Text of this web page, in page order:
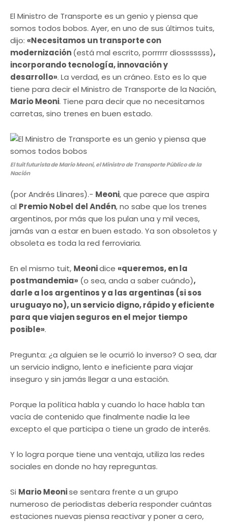
El Ministro de Transporte es un genio y piensa que
somos todos bobos. Ayer, en uno de sus últimos tuits,
dijo: «Necesitamos un transporte con
modernización(está mal escrito, porrrrrr diosssssss),
incorporando tecnología, innovación y
desarrollo». La verdad, es un cráneo. Esto es lo que
tiene para decir el Ministro de Transporte de la Nación,
Mario Meoni. Tiene para decir que no necesitamos
carretas, sino trenes en buen estado.
El tuit futurista de Mario Meoni, el Ministro de Transporte Público de la
Nación
(por Andrés Llinares).- Meoni, que parece que aspira
al Premio Nobel del Andén, no sabe que los trenes
argentinos, por más que los pulan una y mil veces,
jamás van a estar en buen estado. Ya son obsoletos y
obsoleta es toda la red ferroviaria.
En el mismo tuit, Meonidice «queremos, en la
postmandemia» (o sea, anda a saber cuándo),
darle a los argentinos y a las argentinas (si sos
uruguayo no), un servicio digno, rápido y eficiente
para que viajen seguros en el mejor tiempo
posible».
Pregunta: ¿a alguien se le ocurrió lo inverso? O sea, dar
un servicio indigno, lento e ineficiente para viajar
inseguro y sin jamás llegar a una estación.
Porque la política habla y cuando lo hace habla tan
vacía de contenido que finalmente nadie la lee
excepto el que participa o tiene un grado de interés.
Y lo logra porque tiene una ventaja, utiliza las redes
sociales en donde no hay repreguntas.
Si Mario Meonise sentara frente a un grupo
numeroso de periodistas debería responder cuántas
estaciones nuevas piensa reactivar y poner a cero,